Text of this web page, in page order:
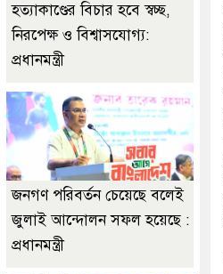
হত্যাকাণ্ডের বিচার হবে স্বচ্ছ,
নিরপেক্ষ ও বিশ্বাসযোগ্য:
প্রধানমন্ত্রী
জনগণ পরিবর্তন চেয়েছে বলেই
জুলাই আন্দোলন সফল হয়েছে :
প্রধানমন্ত্রী